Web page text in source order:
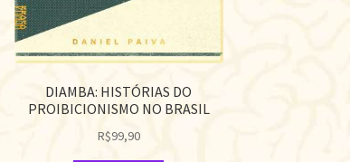
DIAMBA: HISTÓRIAS DO
PROIBICIONISMO NO BRASIL
R$99,90